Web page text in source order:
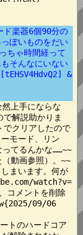
楽器6個90分の
ぽいものをだい
ちゃ時間経って
そんなにいない
&
上手にならな
解説助かりま
でクリアしたので
モード、リン
てるんかな……~~
動画参照）。~~
まいます。何が
watch?v=
コメントを削除
09/06
トのハードコア